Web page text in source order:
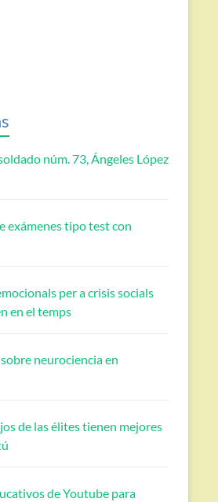
núm. 73, Ángeles López
exámenes tipo test con
per a crisis socials
en el temps
neurociencia en
de las élites tienen mejores
de Youtube para